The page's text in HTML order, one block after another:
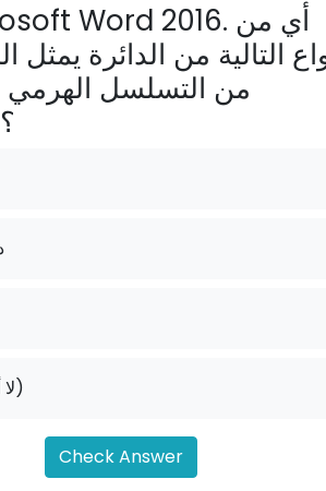
التالية من الدائرة يمثل
من التسلسل
Sunburst؟
لا أ ولا حتى ب)
Check Answer